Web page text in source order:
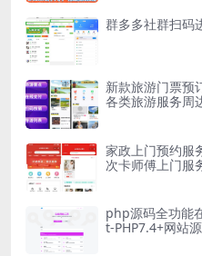
群多多社群扫码
新款旅游门票预
各类旅游服务周
家政上门预约服
次卡师傅上门服
php源码全功能
t-PHP7.4+网站